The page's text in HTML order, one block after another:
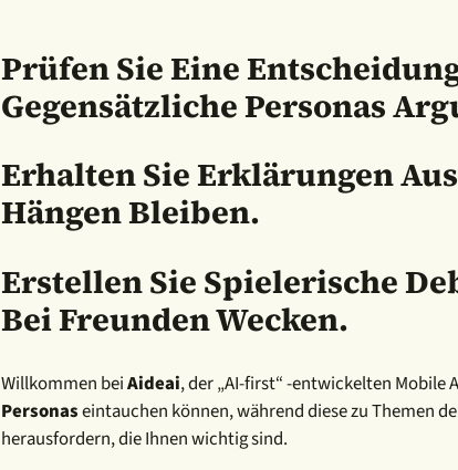
Prüfen Sie Eine
Gegensätzliche Personas
Erhalten Sie Erklärungen
Hängen Bleiben.
Erstellen Sie Spielerische
Bei Freunden Wecken.
Willkommen beiAideai, der „AI-first“ -entwickelten Mobile
Personaseintauchen können, während diese zu Themen
herausfordern, die Ihnen wichtig sind.